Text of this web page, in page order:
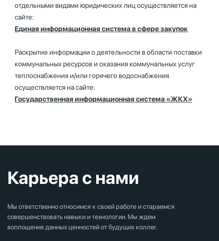
отдельными видами юридических лиц осуществляется на
сайте:
Единая информационная система в сфере закупок
Раскрытие информации о деятельности в области поставки
коммунальных ресурсов и оказания коммунальных услуг
теплоснабжения и/или горячего водоснабжения
осуществляется на сайте:
Государственная информационная система «ЖКХ»
Карьера с нами
Мы ответственно относимся к своей работе и стараемся
совершенствовать навыки и технологии. Мы ждем
воплощения данных ценностей от будущих коллег.